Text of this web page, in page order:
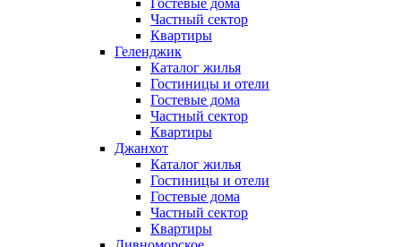
Гостевые дома
Частный сектор
Квартиры
Геленджик
Каталог жилья
Гостиницы и отели
Гостевые дома
Частный сектор
Квартиры
Джанхот
Каталог жилья
Гостиницы и отели
Гостевые дома
Частный сектор
Квартиры